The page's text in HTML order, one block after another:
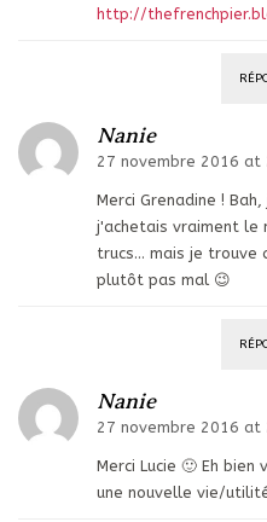
http://
Nanie
27 novembre 2016 at
Merci Grenadine !
j'achetais vraiment le
trucs… mais je trouve
plutôt pas mal 😉
Nanie
27 novembre 2016 at
Merci Lucie 🙂 Eh
une nouvelle vie/